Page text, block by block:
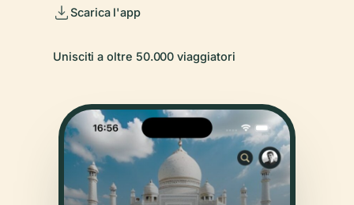
Scarica l'app
Unisciti a oltre 50.000 viaggiatori